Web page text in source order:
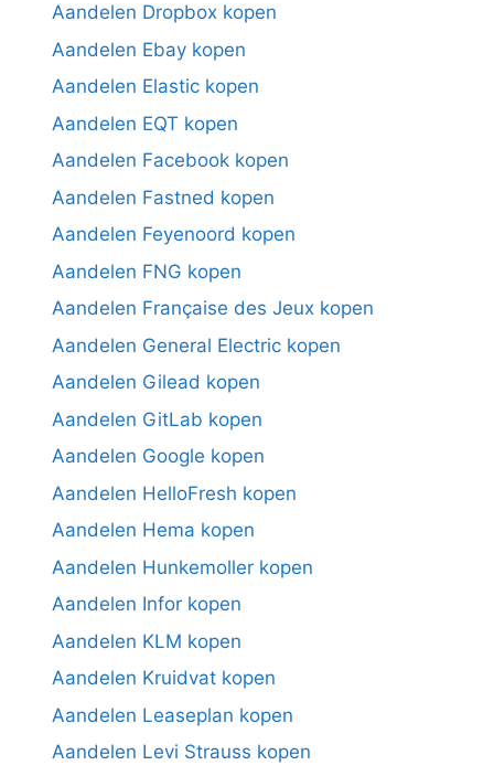
Aandelen Dropbox kopen
Aandelen Ebay kopen
Aandelen Elastic kopen
Aandelen EQT kopen
Aandelen Facebook kopen
Aandelen Fastned kopen
Aandelen Feyenoord kopen
Aandelen FNG kopen
Aandelen Française des Jeux kopen
Aandelen General Electric kopen
Aandelen Gilead kopen
Aandelen GitLab kopen
Aandelen Google kopen
Aandelen HelloFresh kopen
Aandelen Hema kopen
Aandelen Hunkemoller kopen
Aandelen Infor kopen
Aandelen KLM kopen
Aandelen Kruidvat kopen
Aandelen Leaseplan kopen
Aandelen Levi Strauss kopen